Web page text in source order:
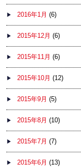
2016年1月 (6)
2015年12月 (6)
2015年11月 (6)
2015年10月 (12)
2015年9月 (5)
2015年8月 (10)
2015年7月 (7)
2015年6月 (13)